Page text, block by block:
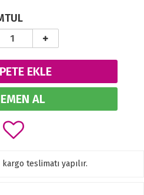
EKLE
AL
teslimatı yapılır.